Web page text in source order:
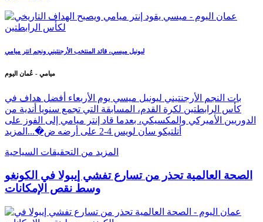
ليونيل ميسي، قائد المنتخب الأرجنتيني ونجم انتر ميامي
ميامي - عُمان اليوم
بات النجم الأرجنتيني ليونيل ميسي يوم الأربعاء أفضل هداف في
كأس الرابطتين لكرة القدم، المسابقة التي تجمع سنويا أندية من
الدوريين الأميركي والمكسيكي، بعدما قاد إنتر ميامي إلى الفوز على
أتلتيكو سان لويس 4-2 على أرضه ض�...
المزيد
المزيد من التحقيقات السياحية
الصحة العالمية تحذر من تسارع تفشي إيبولا في الكونغو
وسط نقص الإمكانات